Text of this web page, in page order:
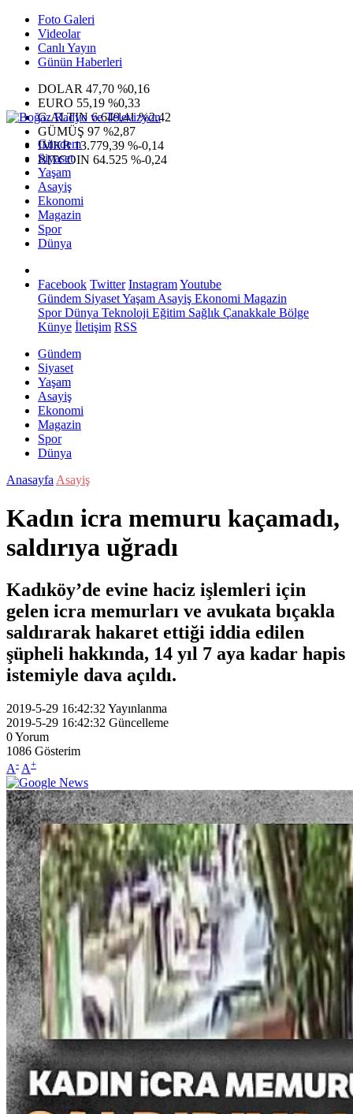
Foto Galeri
Videolar
Canlı Yayın
Günün Haberleri
DOLAR 47,70 %0,16
EURO 55,19 %0,33
G.ALTIN6.649,41 %2,42
GÜMÜŞ 97 %2,87
IMKB13.779,39 %-0,14
BITCOIN 64.525 %-0,24
Gündem
Siyaset
Yaşam
Asayiş
Ekonomi
Magazin
Spor
Dünya
Facebook Twitter InstagramYoutube
Gündem SiyasetYaşam Asayiş Ekonomi Magazin
SporDünya Teknoloji Eğitim Sağlık Çanakkale Bölge
Künye İletişim RSS
Gündem
Siyaset
Yaşam
Asayiş
Ekonomi
Magazin
Spor
Dünya
Anasayfa Asayiş
Kadın icra memuru kaçamadı,
saldırıya uğradı
Kadıköy’de evine haciz işlemleri için
gelen icra memurları ve avukata bıçakla
saldırarak hakaret ettiği iddia edilen
şüpheli hakkında, 14 yıl 7 aya kadar hapis
istemiyle dava açıldı.
2019-5-29 16:42:32 Yayınlanma
2019-5-29 16:42:32 Güncelleme
0Yorum
1086 Gösterim
A- A+